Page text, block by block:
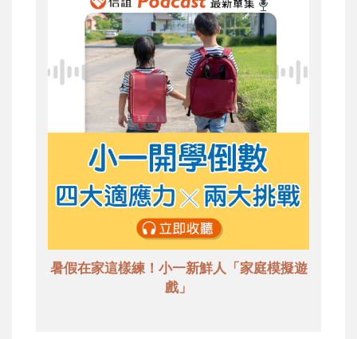
暑假在家這樣練！小一新鮮人「家庭模擬遊
戲」